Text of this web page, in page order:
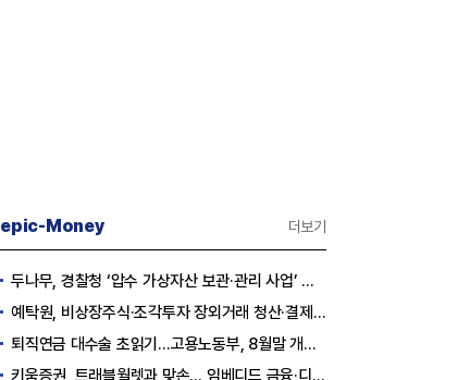
epic-Money 더보기
두나무, 경찰청 ‘압수 가상자산 보관·관리 사업’ 최종 낙찰
예탁원, 비상장주식·조각투자 장외거래 청산·결제 인프라 구축 착수
퇴직연금 대수술 초읽기…고용노동부, 8월말 개정안 발표
키움증권, 트래블월렛과 맞손… 임베디드 금융·디지털 자산 신사업 추진